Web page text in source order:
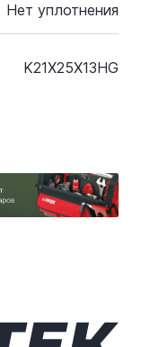
Нет уплотнения
K21X25X13HG